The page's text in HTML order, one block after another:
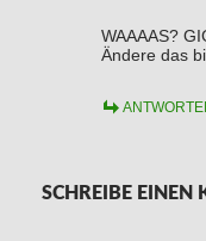
WAAAAS?
Ändere das
SCHREIBE EINEN